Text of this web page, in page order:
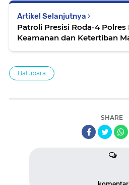
Artikel Selanjutnya
Patroli Presisi Roda-4 Polres
Keamanan dan Ketertiban
Batubara
SHARE